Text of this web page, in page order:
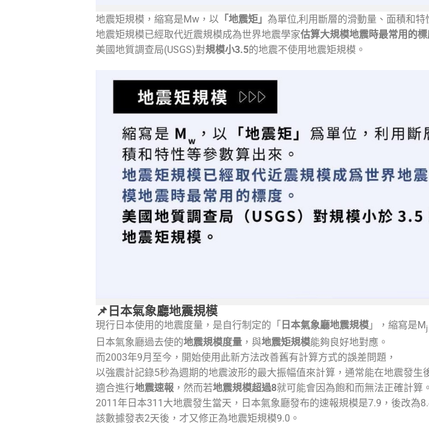
地震矩規模，縮寫是Mw，以 「地震矩」 為單位,利用斷層的滑動量、面積和特
地震矩規模已經取代近震規模成為世界地震學家估算大規模地震時最常用的
美國地質調查局(USGS)對規模小3.5的地震不使用地震矩規模。
📌日本氣象廳地震規模
現行日本使用的地震度量，是自行制定的「 日本氣象廳地震規模 」，縮寫是M j
日本氣象廳過去使的地震規模度量 ，與地震矩規模能夠良好地對應。
而2003年9月至今，開始使用此新方法改善舊有計算方式的誤差問題，
以強震計記錄5秒為週期的地震波形的最大振幅值來計算，通常能在地震發生
適合進行地震速報 ，然而若地震規模超過8就可能會因為飽和而無法正確計算。
2011年日本311大地震發生當天，日本氣象廳發布的速報規模是7.9，後改為
該數據發表2天後，才又修正為地震矩規模9.0。